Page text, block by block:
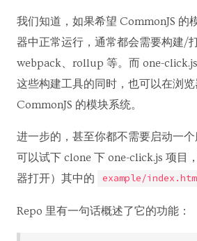
我们知道，如果希望 CommonJS 的
器中正常运行，通常都会需要构建/
webpack、rollup 等。而 one-
这些构建工具的同时，也可以在浏
CommonJS 的模块系统。
进一步的，甚至你都不需要启动一
可以试下 clone 下 one-click.js 项目
器打开）其中的
example/
Repo 里有一句话概述了它的功能：